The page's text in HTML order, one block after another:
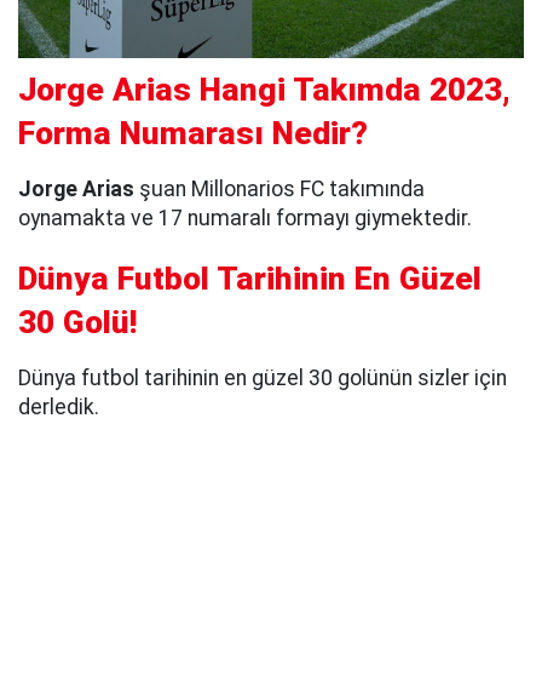
Jorge Arias Hangi Takımda 2023,
Forma Numarası Nedir?
Jorge Arias şuan Millonarios FC takımında
oynamakta ve 17 numaralı formayı giymektedir.
Dünya Futbol Tarihinin En Güzel
30 Golü!
Dünya futbol tarihinin en güzel 30 golünün sizler için
derledik.